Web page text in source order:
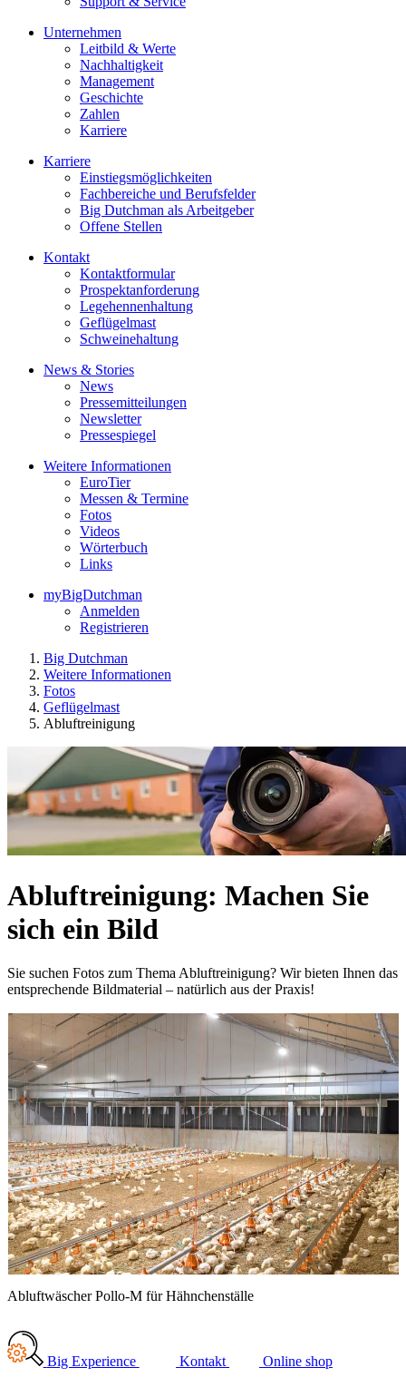
Unternehmen
Leitbild & Werte
Nachhaltigkeit
Management
Geschichte
Zahlen
Karriere
Karriere
Einstiegsmöglichkeiten
Fachbereiche und Berufsfelder
Big Dutchman als Arbeitgeber
Offene Stellen
Kontakt
Kontaktformular
Prospektanforderung
Legehennenhaltung
Geflügelmast
Schweinehaltung
News & Stories
News
Pressemitteilungen
Newsletter
Pressespiegel
Weitere Informationen
EuroTier
Messen & Termine
Fotos
Videos
Wörterbuch
Links
myBigDutchman
Anmelden
Registrieren
Big Dutchman
Weitere Informationen
Fotos
Geflügelmast
Abluftreinigung
Abluftreinigung: Machen Sie
sich ein Bild
Sie suchen Fotos zum Thema Abluftreinigung? Wir bieten Ihnen das
entsprechende Bildmaterial – natürlich aus der Praxis!
Abluftwäscher Pollo-M für Hähnchenställe
Big Experience Kontakt Online shop